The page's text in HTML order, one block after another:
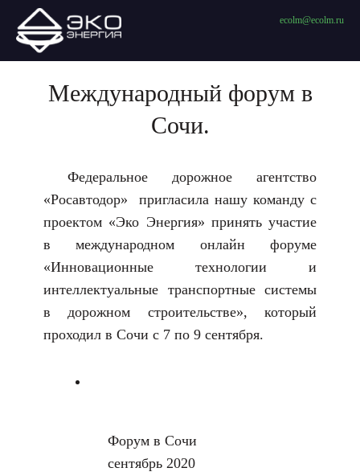
ecolm@ecolm.ru
Международный форум в
Сочи.
Федеральное дорожное агентство
«Росавтодор» пригласила нашу команду с
проектом «Эко Энергия» принять участие
в международном онлайн форуме
«Инновационные технологии и
интеллектуальные транспортные системы
в дорожном строительстве», который
проходил в Сочи с 7 по 9 сентября.
Форум в Сочи
сентябрь 2020